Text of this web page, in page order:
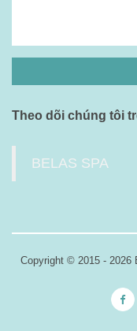
Theo dõi chúng tôi
BELAS SPA
Copyright © 2015 - 2026